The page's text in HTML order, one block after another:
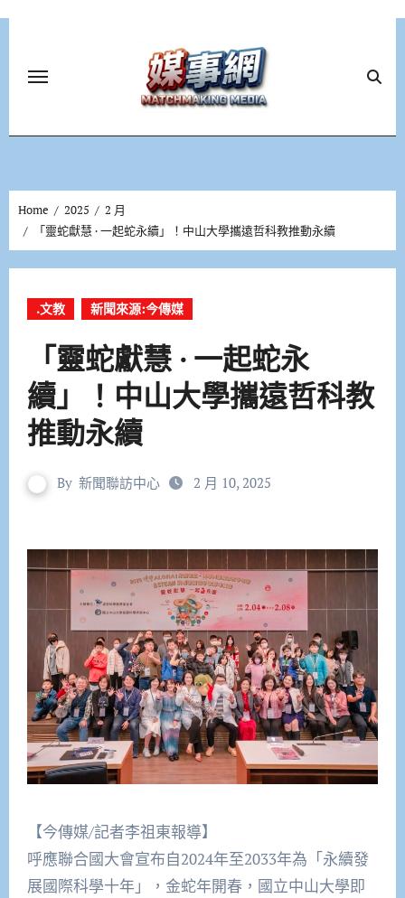
Home 2025
2 月
「靈蛇獻慧 · 一起蛇永續」！中山大學攜遠哲科教推動永續
.文教 新聞來源:今傳媒
「靈蛇獻慧 · 一起蛇永
續」！中山大學攜遠哲科教
推動永續
By 新聞聯訪中心 2 月 10, 2025
【今傳媒/記者李祖東報導】
呼應聯合國大會宣布自2024年至2033年為「永續發
展國際科學十年」，金蛇年開春，國立中山大學即